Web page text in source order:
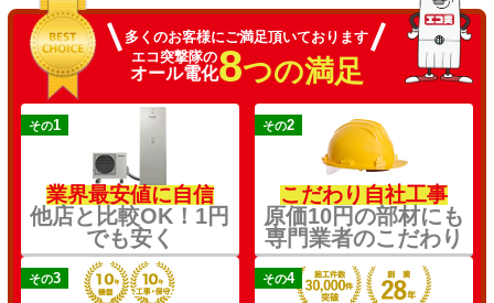
多くのお客様にご満足頂いております
エコ突撃隊の
オール電化8つの満足
その1
業界最安値に自信
他店と比較OK！1円
でも安く
その2
こだわり自社工事
原価10円の部材にも
専門業者のこだわり
その3 その4